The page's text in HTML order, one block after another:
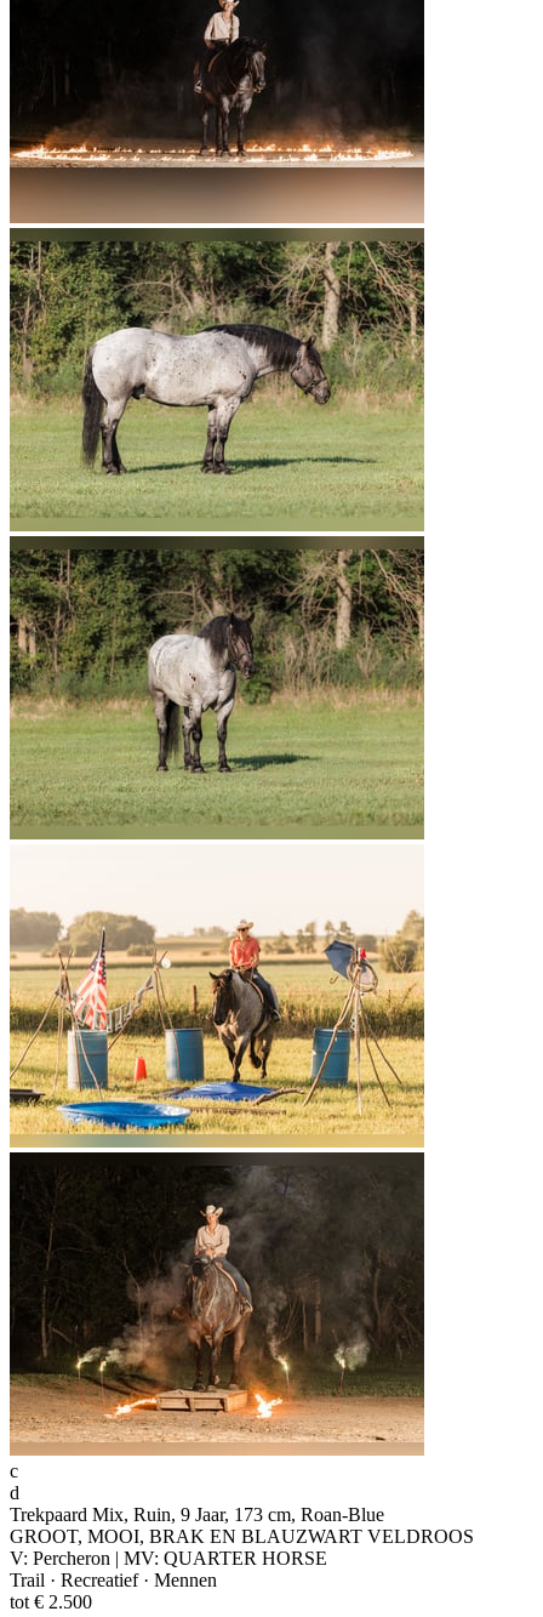
c
d
Trekpaard Mix, Ruin, 9 Jaar, 173 cm, Roan-Blue
GROOT, MOOI, BRAK EN BLAUZWART VELDROOS
V: Percheron | MV: QUARTER HORSE
Trail · Recreatief · Mennen
tot € 2.500